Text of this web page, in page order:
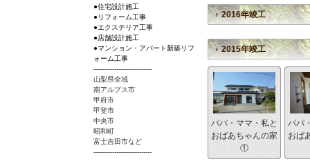
2016年竣工
2015年竣工
パパ・ママ・私と
おばあちゃんの家
①
パパ
おば
●住宅設計施工
●リフォーム工事
●エクステリア工事
●店舗設計施工
●マンション・アパート新築リフ
ォーム工事
----------------------------
山梨県全域
南アルプス市
甲府市
甲斐市
中央市
昭和町
富士吉田市など
----------------------------